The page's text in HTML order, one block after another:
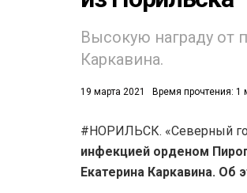
Высокую награду от
Каркавина.
19 марта 2021 Время прочтения: 1
#НОРИЛЬСК. «Северный
инфекцией орденом
Екатерина Каркавина.